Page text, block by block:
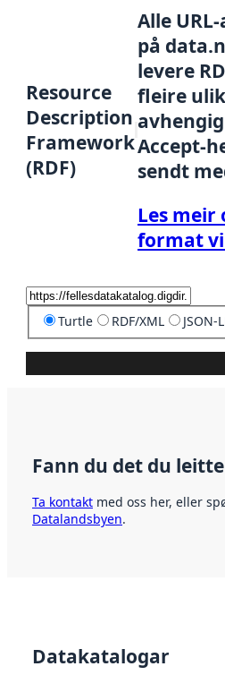
Resource
Description
Framework
(RDF)
Alle
på
levere
fleire
Accept-
sendt
Les meir
format
Turtle RDF/XML JSON-
Fann du det du
Ta kontakt med oss her, eller
Datalandsbyen.
Datakatalogar